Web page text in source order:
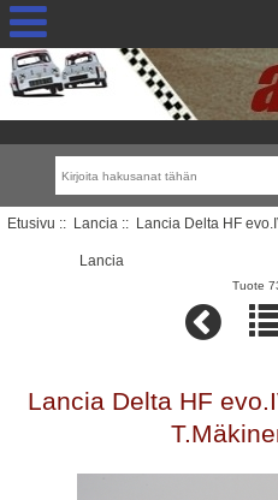
Etusivu :: Lancia :: Lancia Delta HF
Lancia
Tuote
Lancia Delta HF